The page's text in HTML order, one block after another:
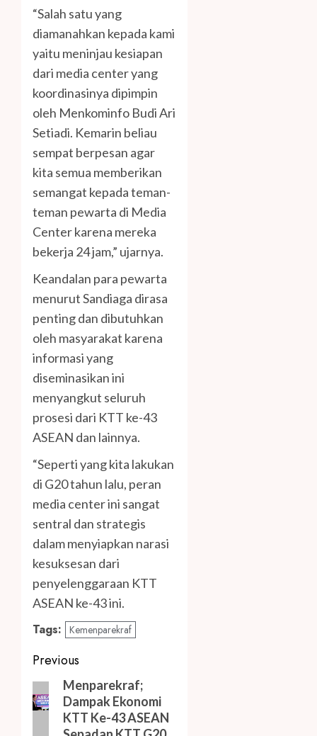
“Salah satu yang
diamanahkan kepada kami
yaitu meninjau kesiapan
dari media center yang
koordinasinya dipimpin
oleh Menkominfo Budi Ari
Setiadi. Kemarin beliau
sempat berpesan agar
kita semua memberikan
semangat kepada teman-
teman pewarta di Media
Center karena mereka
bekerja 24 jam,” ujarnya.
Keandalan para pewarta
menurut Sandiaga dirasa
penting dan dibutuhkan
oleh masyarakat karena
informasi yang
diseminasikan ini
menyangkut seluruh
prosesi dari KTT ke-43
ASEAN dan lainnya.
“Seperti yang kita lakukan
di G20 tahun lalu, peran
media center ini sangat
sentral dan strategis
dalam menyiapkan narasi
kesuksesan dari
penyelenggaraan KTT
ASEAN ke-43 ini.
Tags: Kemenparekraf
Post
navigation
Previous
Previous
post:
Menparekraf;
Dampak Ekonomi
KTT Ke-43 ASEAN